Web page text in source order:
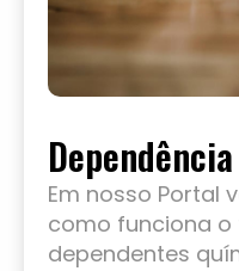
Em nosso Portal
como funciona
dependentes